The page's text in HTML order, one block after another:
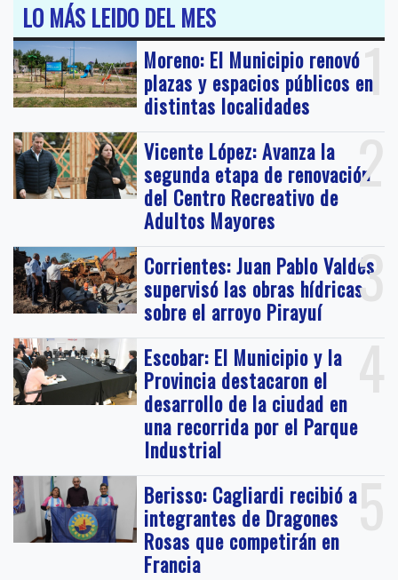
LO MÁS LEIDO DEL MES
1
Moreno: El Municipio renovó
plazas y espacios públicos en
distintas localidades
2
Vicente López: Avanza la
segunda etapa de renovación
del Centro Recreativo de
Adultos Mayores
3
Corrientes: Juan Pablo Valdés
supervisó las obras hídricas
sobre el arroyo Pirayuí
4
Escobar: El Municipio y la
Provincia destacaron el
desarrollo de la ciudad en
una recorrida por el Parque
Industrial
5
Berisso: Cagliardi recibió a
integrantes de Dragones
Rosas que competirán en
Francia